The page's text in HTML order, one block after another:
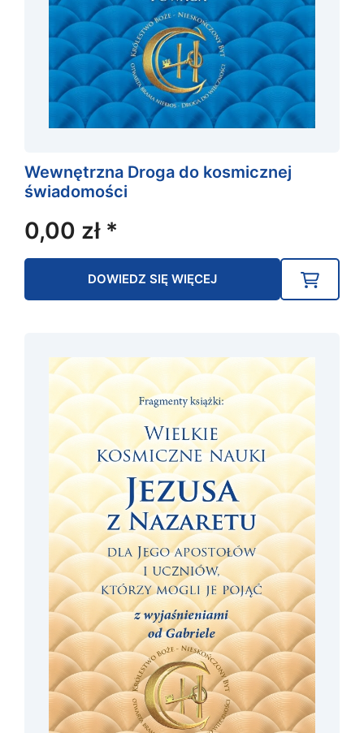
Wewnętrzna Droga do kosmicznej
świadomości
0,00 zł *
DOWIEDZ SIĘ WIĘCEJ